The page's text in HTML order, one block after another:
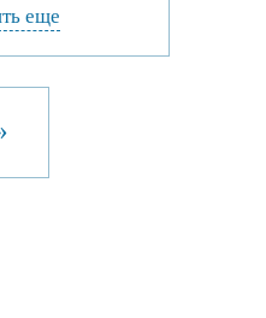
еще